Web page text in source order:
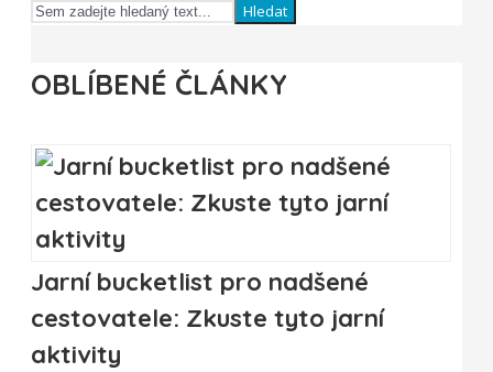
Hledat
OBLÍBENÉ ČLÁNKY
Jarní bucketlist pro nadšené
cestovatele: Zkuste tyto jarní
aktivity